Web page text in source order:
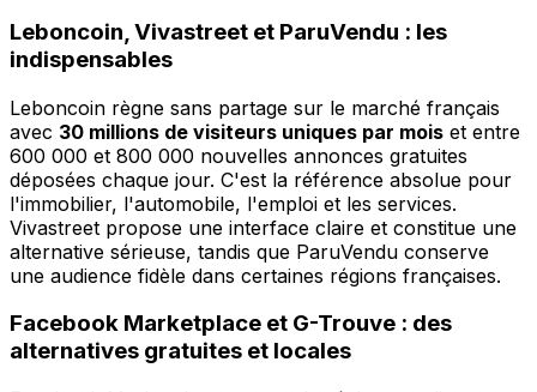
Leboncoin, Vivastreet et ParuVendu : les
indispensables
Leboncoin règne sans partage sur le marché français
avec 30 millions de visiteurs uniques par mois et entre
600 000 et 800 000 nouvelles annonces gratuites
déposées chaque jour. C'est la référence absolue pour
l'immobilier, l'automobile, l'emploi et les services.
Vivastreet propose une interface claire et constitue une
alternative sérieuse, tandis que ParuVendu conserve
une audience fidèle dans certaines régions françaises.
Facebook Marketplace et G-Trouve : des
alternatives gratuites et locales